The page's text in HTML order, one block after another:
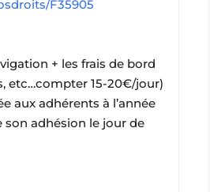
F35905
+ les frais de bord
etc…compter 15-20€/jour)
aux adhérents à l’année
adhésion le jour de